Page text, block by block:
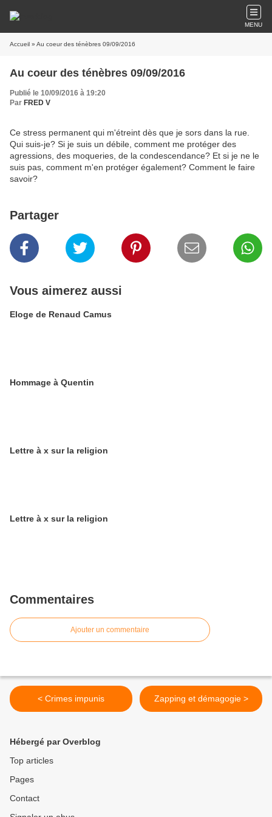
MENU
Accueil » Au coeur des ténèbres 09/09/2016
Au coeur des ténèbres 09/09/2016
Publié le 10/09/2016 à 19:20
Par FRED V
Ce stress permanent qui m'étreint dès que je sors dans la rue.
Qui suis-je? Si je suis un débile, comment me protéger des
agressions, des moqueries, de la condescendance? Et si je ne le
suis pas, comment m'en protéger également? Comment le faire
savoir?
Partager
Vous aimerez aussi
Eloge de Renaud Camus
Hommage à Quentin
Lettre à x sur la religion
Lettre à x sur la religion
Commentaires
Ajouter un commentaire
< Crimes impunis Zapping et démagogie >
Hébergé par Overblog
Top articles
Pages
Contact